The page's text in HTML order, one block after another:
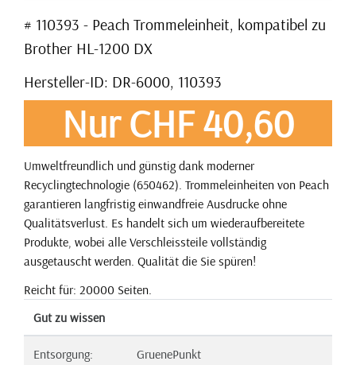
# 110393 - Peach Trommeleinheit, kompatibel zu
Brother HL-1200 DX
Hersteller-ID: DR-6000, 110393
Nur CHF 40,60
Umweltfreundlich und günstig dank moderner
Recyclingtechnologie (650462). Trommeleinheiten von Peach
garantieren langfristig einwandfreie Ausdrucke ohne
Qualitätsverlust. Es handelt sich um wiederaufbereitete
Produkte, wobei alle Verschleissteile vollständig
ausgetauscht werden. Qualität die Sie spüren!
Reicht für: 20000 Seiten.
Gut zu wissen
Entsorgung: GruenePunkt